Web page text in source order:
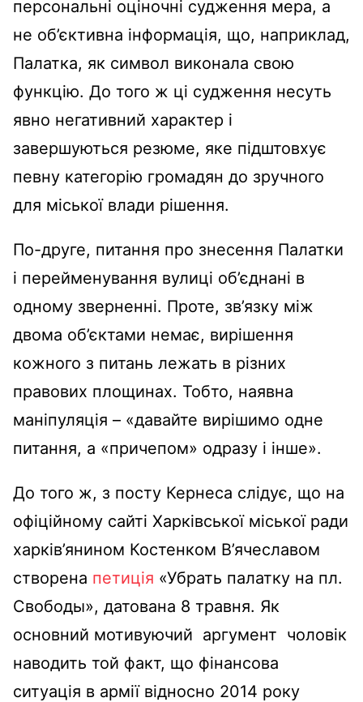
персональні оціночні судження мера, а
не об’єктивна інформація, що, наприклад,
Палатка, як символ виконала свою
функцію. До того ж ці судження несуть
явно негативний характер і
завершуються резюме, яке підштовхує
певну категорію громадян до зручного
для міської влади рішення.
По-друге, питання про знесення Палатки
і перейменування вулиці об’єднані в
одному зверненні. Проте, зв’язку між
двома об’єктами немає, вирішення
кожного з питань лежать в різних
правових площинах. Тобто, наявна
маніпуляція – «давайте вирішимо одне
питання, а «причепом» одразу і інше».
До того ж, з посту Кернеса слідує, що на
офіційному сайті Харківської міської ради
харків’янином Костенком В’ячеславом
створена петиція «Убрать палатку на пл.
Свободы», датована 8 травня. Як
основний мотивуючий аргумент чоловік
наводить той факт, що фінансова
ситуація в армії відносно 2014 року